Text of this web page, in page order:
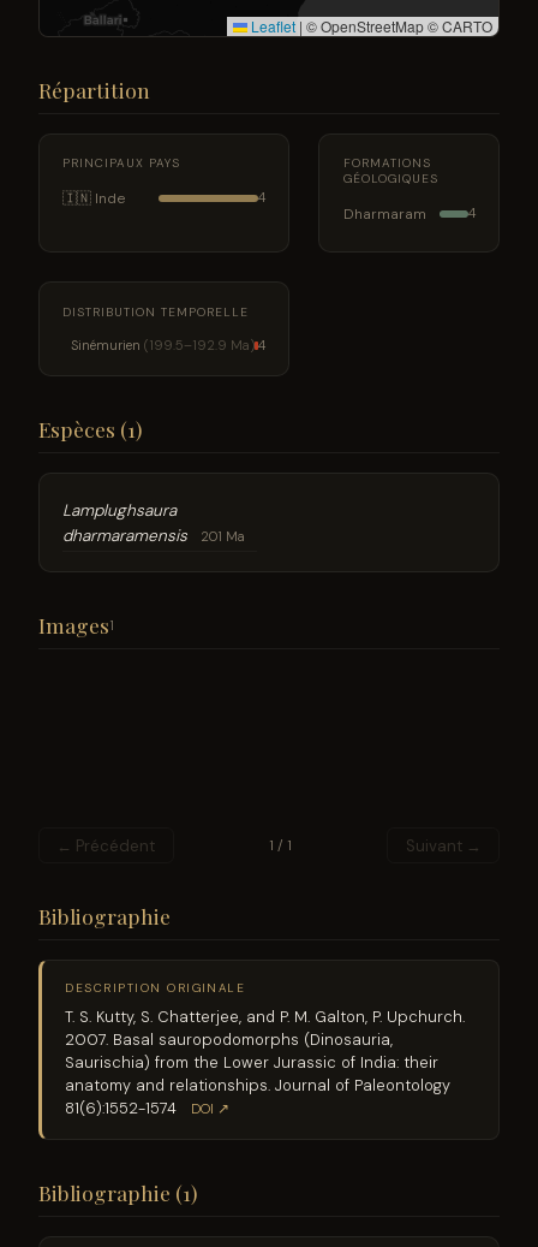
Leaflet | © OpenStreetMap © CARTO
Répartition
PRINCIPAUX PAYS
🇮🇳 Inde 4
FORMATIONS
GÉOLOGIQUES
Dharmaram 4
DISTRIBUTION TEMPORELLE
Sinémurien (199.5–192.9 Ma) 4
Espèces (1)
Lamplughsaura
dharmaramensis
201 Ma
Images1
← Précédent 1 / 1 Suivant →
Bibliographie
DESCRIPTION ORIGINALE
T. S. Kutty, S. Chatterjee, and P. M. Galton, P. Upchurch.
2007. Basal sauropodomorphs (Dinosauria,
Saurischia) from the Lower Jurassic of India: their
anatomy and relationships. Journal of Paleontology
81(6):1552-1574
DOI ↗
Bibliographie (1)